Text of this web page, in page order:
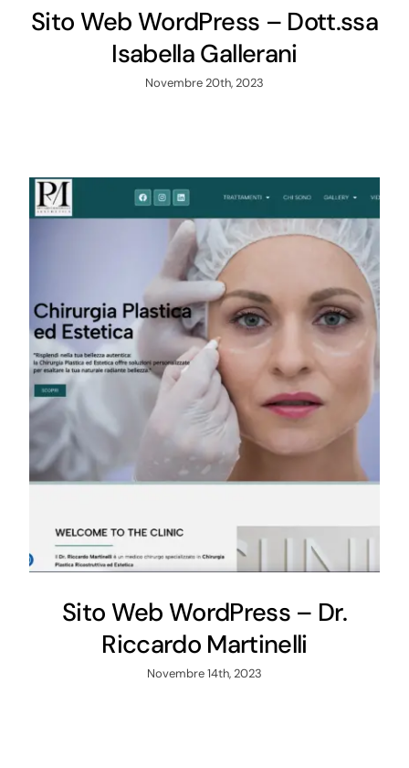
Sito Web WordPress – Dott.ssa
Isabella Gallerani
Novembre 20th, 2023
Sito Web WordPress – Dr.
Riccardo Martinelli
Novembre 14th, 2023